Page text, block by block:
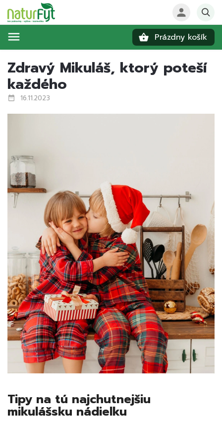
Prázdny košík
Zdravý Mikuláš, ktorý poteší
každého
16.11.2023
Tipy na tú najchutnejšiu
mikulášsku nádielku